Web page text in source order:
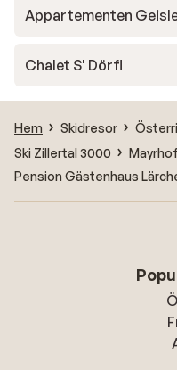
Appartementen
Chalet S' Dörfl
Hem Skidresor
Ski Zillertal 3000
Pension Gästenhaus